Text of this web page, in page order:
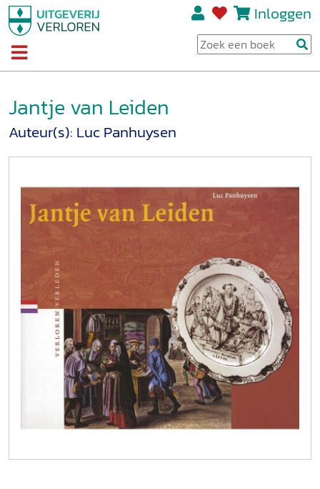
Inloggen
Jantje van Leiden
Auteur(s): Luc Panhuysen